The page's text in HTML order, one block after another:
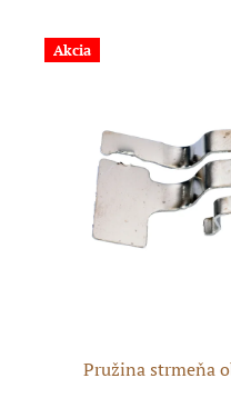
Akcia
Pružina strmeňa